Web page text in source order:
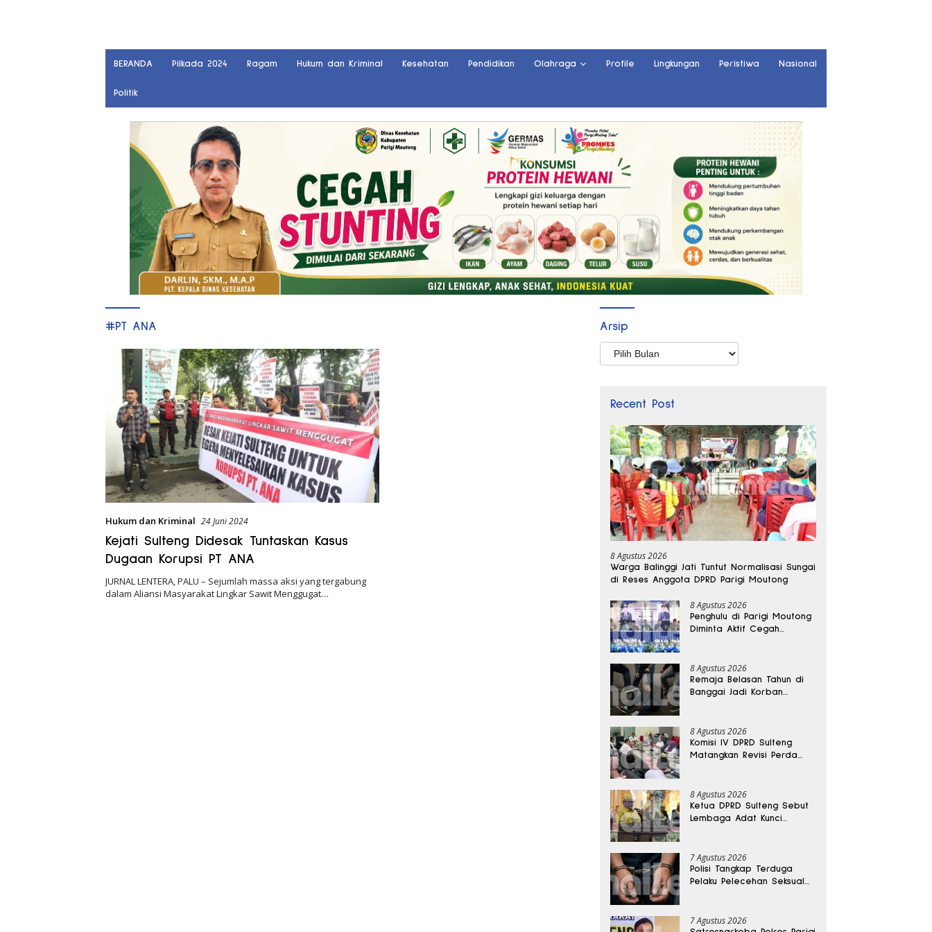
BERANDA Pilkada 2024 Ragam Hukum dan Kriminal Kesehatan Pendidikan Olahraga Profile Lingkungan Peristiwa Nasional
Politik
#PT ANA
Hukum dan Kriminal 24 Juni 2024
Kejati Sulteng Didesak Tuntaskan Kasus
Dugaan Korupsi PT ANA
JURNAL LENTERA, PALU – Sejumlah massa aksi yang tergabung
dalam Aliansi Masyarakat Lingkar Sawit Menggugat…
Arsip
Arsip
Recent Post
8 Agustus 2026
Warga Balinggi Jati Tuntut Normalisasi Sungai
di Reses Anggota DPRD Parigi Moutong
8 Agustus 2026
Penghulu di Parigi Moutong
Diminta Aktif Cegah
8 Agustus 2026
Remaja Belasan Tahun di
Banggai Jadi Korban
8 Agustus 2026
Komisi IV DPRD Sulteng
Matangkan Revisi Perda
8 Agustus 2026
Ketua DPRD Sulteng Sebut
Lembaga Adat Kunci
7 Agustus 2026
Polisi Tangkap Terduga
Pelaku Pelecehan Seksual
7 Agustus 2026